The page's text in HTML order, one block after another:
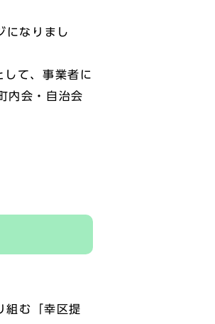
なりまし
て、事業者に
内会・自治会
組む「幸区提